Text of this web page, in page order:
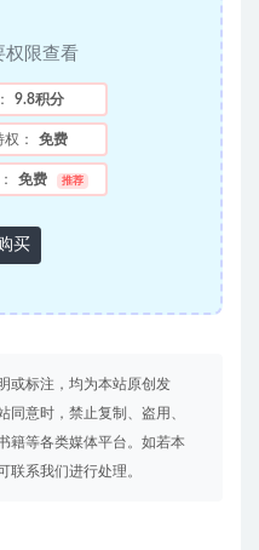
权限查看
9.8积分
： 免费
免费 推荐
买
或标注，均为本站原创发
同意时，禁止复制、盗用、
籍等各类媒体平台。如若本
联系我们进行处理。